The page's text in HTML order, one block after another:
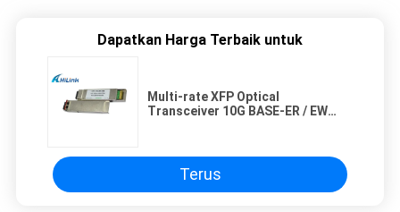
Dapatkan Harga Terbaik untuk
Multi-rate XFP Optical
Transceiver 10G BASE-ER / EW
Terus